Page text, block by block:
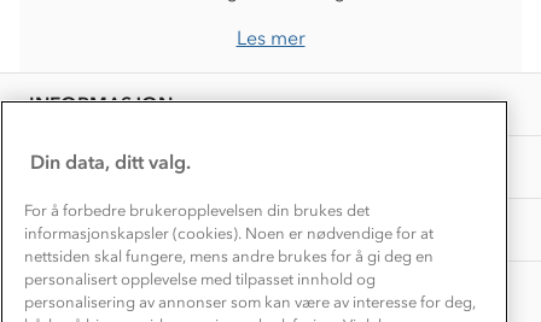
Les mer
INFORMASJON
Bedrift, barnehage og SFO
Presse
OM OSS
Samarbeide med oss?
TIPS OG RÅD
Store størrelser
Turmat oppskrifter
Beredskap
AKTIVITETER
Få turinspirasjon og tips her⛰
Overnatte utendørs⛺
Leirskole 🥾
Barnehageansatt
Tips til hyttetur
Din data, ditt valg.
For å forbedre brukeropplevelsen din brukes det
informasjonskapsler (cookies). Noen er nødvendige for at
nettsiden skal fungere, mens andre brukes for å gi deg en
personalisert opplevelse med tilpasset innhold og
personalisering av annonser som kan være av interesse for deg,